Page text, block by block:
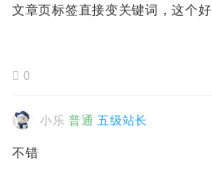
文章页标签直接变关键词，这个好
0
小乐 普通 五级站长
不错